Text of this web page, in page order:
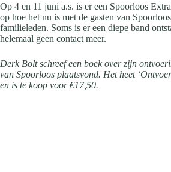
Op 4 en 11 juni a.s. is er een Spoorloos
op hoe het nu is met de gasten van
familieleden. Soms is er een diepe band
helemaal geen contact meer.
Derk Bolt schreef een boek over zijn
van Spoorloos plaatsvond. Het heet
en is te koop voor €17,50.